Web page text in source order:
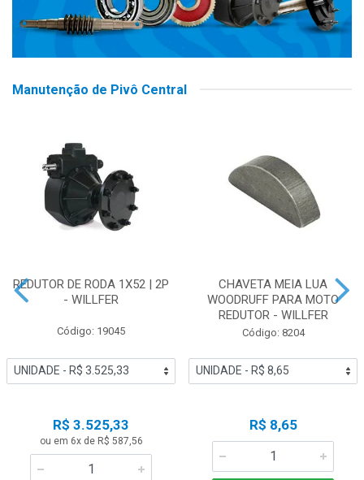
Manutenção de Pivô Central
REDUTOR DE RODA 1X52 | 2P
- WILLFER
Código: 19045
R$ 3.525,33
ou em 6x de R$ 587,56
CHAVETA MEIA LUA
WOODRUFF PARA MOTO
REDUTOR - WILLFER
Código: 8204
R$ 8,65